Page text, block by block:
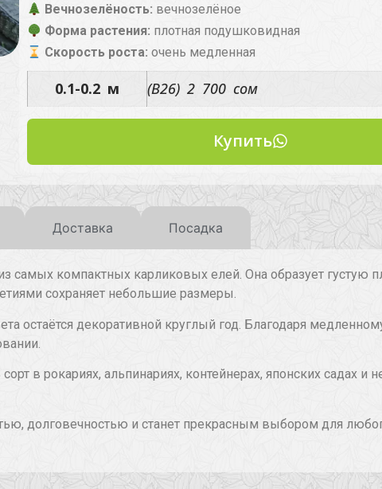
Вечнозелёность: вечнозелёное
Форма растения: плотная подушковидная
Скорость роста: очень медленная
0.1-0.2 м (B26) 2 700 сом
Купить
Доставка Посадка
из самых компактных карликовых елей. Она образует густую
сохраняет небольшие размеры.
остаётся декоративной круглый год. Благодаря
в рокариях, альпинариях, контейнерах, японских садах и
долговечностью и станет прекрасным выбором для